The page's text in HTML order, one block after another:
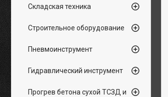
Складская техника
Строительное оборудование
Пневмоинструмент
Гидравлический инструмент
Прогрев бетона сухой ТСЗД и